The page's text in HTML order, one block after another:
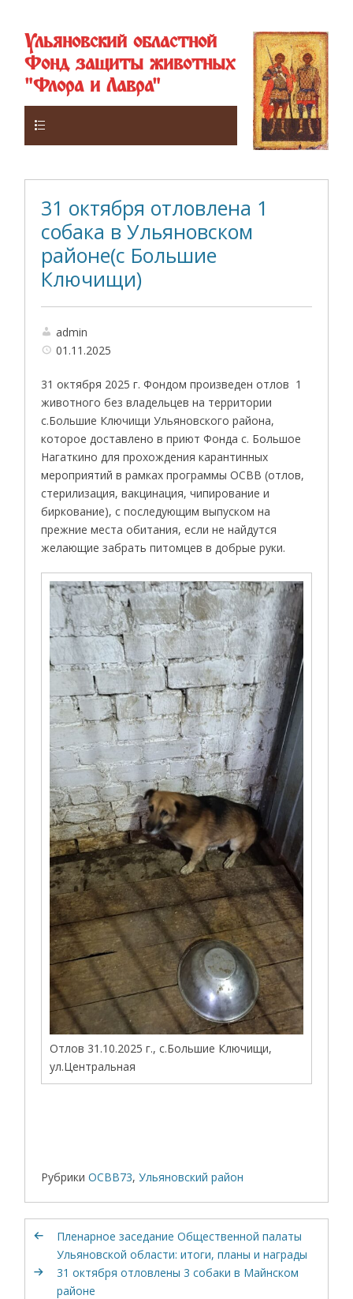
Ульяновский областной
Фонд защиты животных
"Флора и Лавра"
31 октября отловлена 1
собака в Ульяновском
районе(с Большие
Ключищи)
admin
01.11.2025
31 октября 2025 г. Фондом произведен отлов 1
животного без владельцев на территории
с.Большие Ключищи Ульяновского района,
которое доставлено в приют Фонда с. Большое
Нагаткино для прохождения карантинных
мероприятий в рамках программы ОСВВ (отлов,
стерилизация, вакцинация, чипирование и
биркование), с последующим выпуском на
прежние места обитания, если не найдутся
желающие забрать питомцев в добрые руки.
Отлов 31.10.2025 г., с.Большие Ключищи,
ул.Центральная
Рубрики ОСВВ73,Ульяновский район
Пленарное заседание Общественной палаты
Ульяновской области: итоги, планы и награды
31 октября отловлены 3 собаки в Майнском
районе